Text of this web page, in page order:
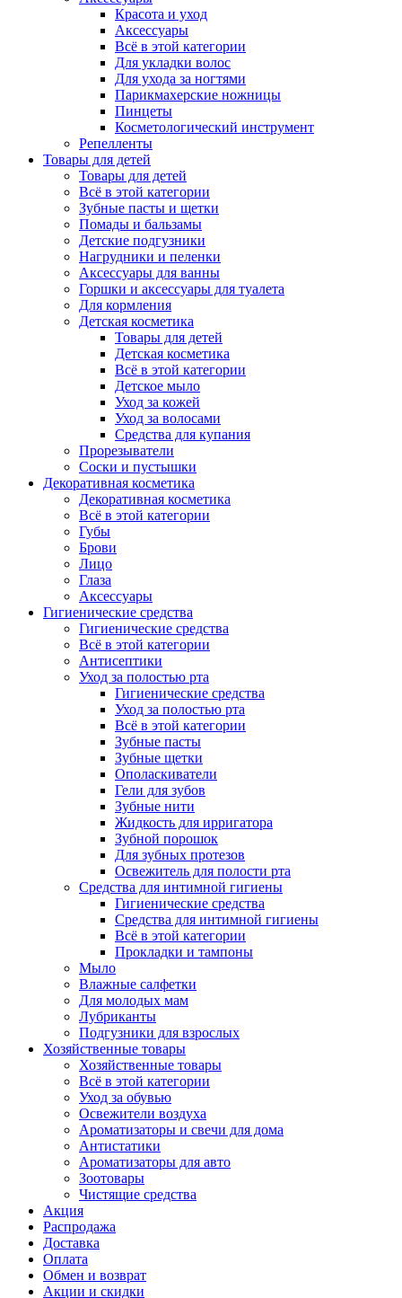
Красота и уход
Аксессуары
Всё в этой категории
Для укладки волос
Для ухода за ногтями
Парикмахерские ножницы
Пинцеты
Косметологический инструмент
Репелленты
Товары для детей
Товары для детей
Всё в этой категории
Зубные пасты и щетки
Помады и бальзамы
Детские подгузники
Нагрудники и пеленки
Аксессуары для ванны
Горшки и аксессуары для туалета
Для кормления
Детская косметика
Товары для детей
Детская косметика
Всё в этой категории
Детское мыло
Уход за кожей
Уход за волосами
Средства для купания
Прорезыватели
Соски и пустышки
Декоративная косметика
Декоративная косметика
Всё в этой категории
Губы
Брови
Лицо
Глаза
Аксессуары
Гигиенические средства
Гигиенические средства
Всё в этой категории
Антисептики
Уход за полостью рта
Гигиенические средства
Уход за полостью рта
Всё в этой категории
Зубные пасты
Зубные щетки
Ополаскиватели
Гели для зубов
Зубные нити
Жидкость для ирригатора
Зубной порошок
Для зубных протезов
Освежитель для полости рта
Средства для интимной гигиены
Гигиенические средства
Средства для интимной гигиены
Всё в этой категории
Прокладки и тампоны
Мыло
Влажные салфетки
Для молодых мам
Лубриканты
Подгузники для взрослых
Хозяйственные товары
Хозяйственные товары
Всё в этой категории
Уход за обувью
Освежители воздуха
Ароматизаторы и свечи для дома
Антистатики
Ароматизаторы для авто
Зоотовары
Чистящие средства
Акция
Распродажа
Доставка
Оплата
Обмен и возврат
Акции и скидки